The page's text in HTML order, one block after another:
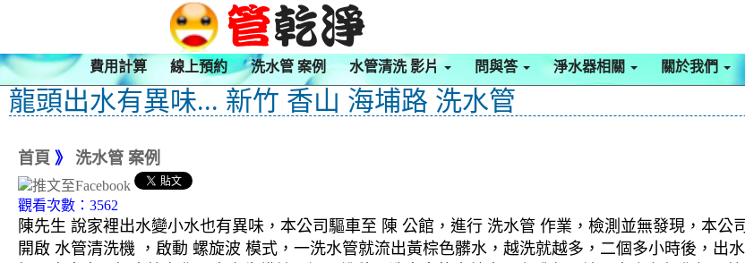
費用計算 線上預約 洗水管 案例 水管清洗 影片 問與答 淨水器相關 關於我們
龍頭出水有異味... 新竹 香山 海埔路 洗水管
首頁 》 洗水管 案例
觀看次數：3562
陳先生 說家裡出水變小水也有異味，本公司驅車至 陳 公館，進行 洗水管 作業，檢測並無發現，本公
開啟 水管清洗機 ，啟動 螺旋波 模式，一洗水管就流出黃棕色髒水，越洗就越多，二個多小時後，出